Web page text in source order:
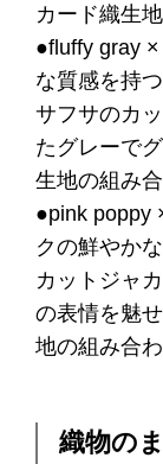
カード織生地
●fluffy gray
な質感を持
サフサのカ
たグレーで
生地の組み合
●pink poppy
クの鮮やか
カットジャ
の表情を魅
地の組み合わ
織物の